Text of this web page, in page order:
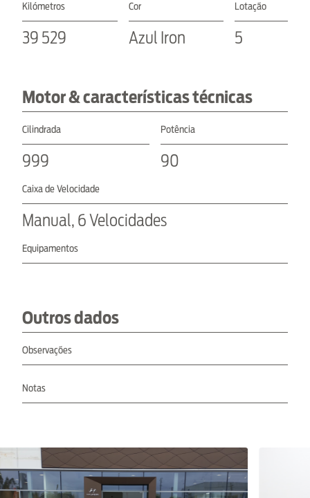
Kilómetros
39 529
Cor
Azul Iron
Lotação
5
Motor & características técnicas
Cilindrada
999
Potência
90
Caixa de Velocidade
Manual, 6 Velocidades
Equipamentos
Outros dados
Observações
Notas